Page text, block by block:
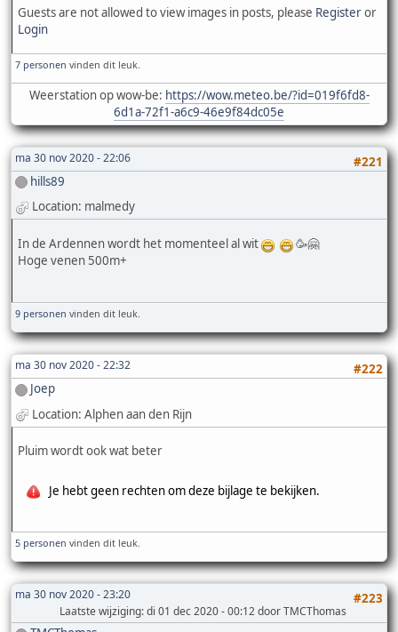
Guests are not allowed to view images in posts, please Registeror
Login
7 personen vinden dit leuk.
Weerstation op wow-be: https://wow.meteo.be/?id=019f6fd8-
6d1a-72f1-a6c9-46e9f84dc05e
ma 30 nov 2020 - 22:06
#221
hills89
Location: malmedy
In de Ardennen wordt het momenteel al wit
🥳🤗
Hoge venen 500m+
9 personen vinden dit leuk.
ma 30 nov 2020 - 22:32
#222
Joep
Location: Alphen aan den Rijn
Pluim wordt ook wat beter
Je hebt geen rechten om deze bijlage te bekijken.
5 personen vinden dit leuk.
ma 30 nov 2020 - 23:20 #223
Laatste wijziging: di 01 dec 2020 - 00:12 door TMCThomas